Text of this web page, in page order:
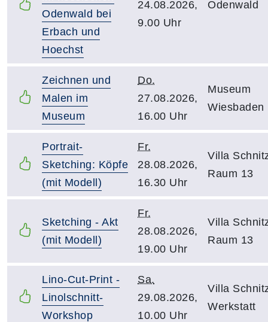
Odenwald bei
Erbach und
Hoechst
24.08.2026,
9.00 Uhr
Odenwald
Zeichnen und
Malen im
Museum
Do.
27.08.2026,
16.00 Uhr
Museum
Wiesbaden
Portrait-
Sketching: Köpfe
(mit Modell)
Fr.
28.08.2026,
16.30 Uhr
Villa
Raum 13
Sketching - Akt
(mit Modell)
Fr.
28.08.2026,
19.00 Uhr
Villa
Raum 13
Lino-Cut-Print -
Linolschnitt-
Workshop
Sa.
29.08.2026,
10.00 Uhr
Villa
Werkstatt